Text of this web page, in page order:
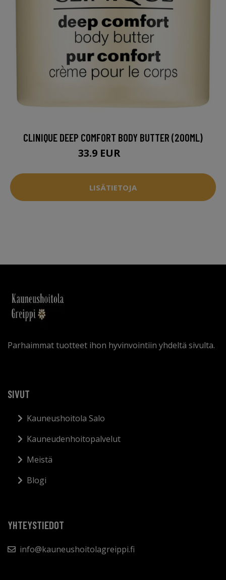
CLINIQUE DEEP COMFORT BODY BUTTER (200ML)
33.9 EUR
LISÄTIETOJA
Parhaimmat tuotteet ihon hyvinvointiin yhdeltä sivulta.
SIVUT
Kauneushoitola Salo
Kauneudenhoitopalvelut
Meistä
Blogi
YHTEYSTIEDOT
info@kauneushoitolagreippi.fi